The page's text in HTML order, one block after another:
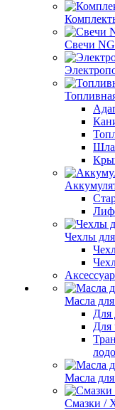
Свечи
Чехлы
Масла
Для
Для
Масла
Смазки /